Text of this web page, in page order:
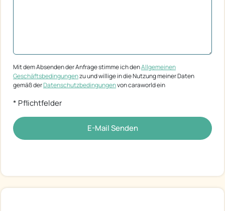
Mit dem Absenden der Anfrage stimme ich denAllgemeinen
Geschäftsbedingungenzu und willige in die Nutzung meiner Daten
gemäß derDatenschutzbedingungenvon caraworld ein
* Pflichtfelder
E-Mail Senden